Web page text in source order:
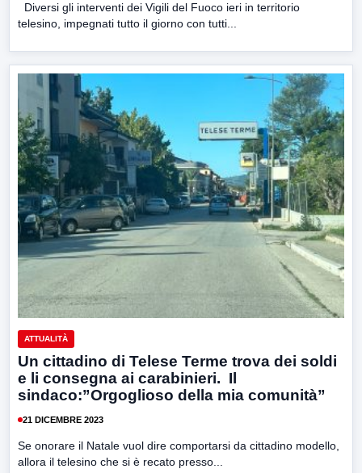
Diversi gli interventi dei Vigili del Fuoco ieri in territorio
telesino, impegnati tutto il giorno con tutti...
ATTUALITÀ
Un cittadino di Telese Terme trova dei soldi
e li consegna ai carabinieri. Il
sindaco:”Orgoglioso della mia comunità”
21 DICEMBRE 2023
Se onorare il Natale vuol dire comportarsi da cittadino modello,
allora il telesino che si è recato presso...